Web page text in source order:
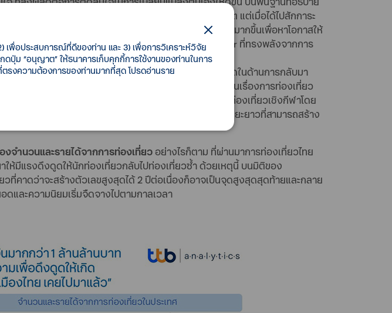
ลงสิ่งต่าง ๆ ส่งผลต่อการเสียโอกาสดีที่จะเข้ามาในชีวิต แต่เมื่อได้ไปสักการะ
บางส่วนมีความเชื่อมั่นที่จะเลือกทางเลือกที่มีความเสี่ยงมากขึ้นเพื่อหาโอกาสให้
ด้านจิตใจ และความเชื่อ สามารถส่งผ่านเป็น Soft Power ที่ทรงพลังจากการ
ส่วนใหญ่มีวัตถุประสงค์เพื่อการพักผ่อน ซึ่งอาจเกิดข้อจำกัดในด้านการกลับมา
เช่น ในภาพใหญ่ของประเทศไทยที่ประสบความสำเร็จในเรื่องการท่องเที่ยว
ากหลายและใช้จุดเด่นที่ต่างกันในแต่ละพื้นที่ ส่งเสริมการท่องเที่ยวเชิงกีฬาโดย
รือแม้แต่ในรูปแบบการท่องเที่ยวที่เป็นการอาศัยพักแรมระยะยาวที่สามารถสร้าง
จำนวนและรายได้จากการท่องเที่ยวอย่างไรก็ตาม ที่ผ่านมาการท่องเที่ยวไทย
มีแรงดึงดูดให้นักท่องเที่ยวกลับไปท่องเที่ยวซ้ำ ด้วยเหตุนี้ บนมิติของ
ที่คาดว่าจะสร้างตัวเลขสูงสุดได้ 2 ปีต่อเนื่องก็อาจเป็นจุดสูงสุดสุดท้ายและกลาย
และความนิยมเริ่มจืดจางไปตามกาลเวลา
เพื่อประสบการณ์ที่ดีของท่าน และ 3) เพื่อการวิเคราะห์วิจัย
ปุ่ม “อนุญาต” ให้ธนาคารเก็บคุกกี้การใช้งานของท่านในการ
รงความต้องการของท่านมากที่สุด โปรดอ่านราย